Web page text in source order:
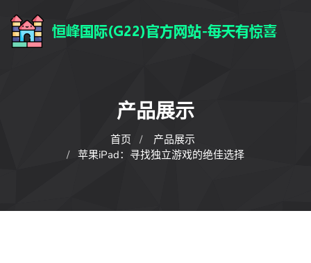
产品展示
首页
产品展示
苹果iPad：寻找独立游戏的绝佳选择